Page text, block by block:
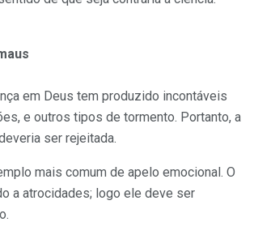
em Deus tem produzido incontáveis
e outros tipos de tormento. Portanto, a
ser rejeitada.
mais comum de apelo emocional. O
a atrocidades; logo ele deve ser